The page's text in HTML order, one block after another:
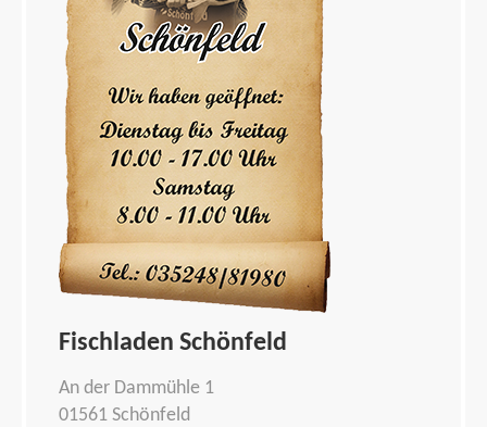
Fischladen Schönfeld
An der Dammühle 1
01561 Schönfeld